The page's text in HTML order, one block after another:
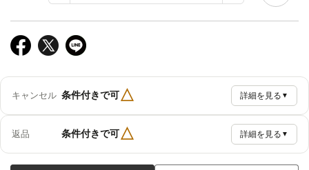
キャンセル 条件付きで可△ 詳細を見る ▼
返品 条件付きで可△ 詳細を見る ▼